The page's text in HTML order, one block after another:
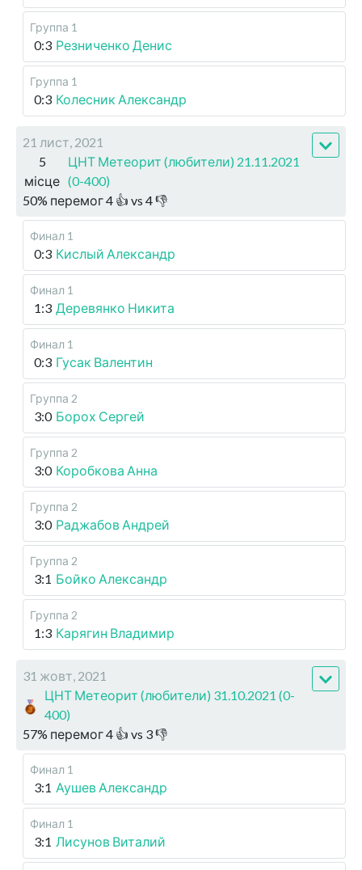
Группа 1
0:3 Резниченко Денис
Группа 1
0:3 Колесник Александр
21 лист, 2021
5
місце
ЦНТ Метеорит (любители) 21.11.2021
(0-400)
50% перемог4 👍 vs 4👎
Финал 1
0:3 Кислый Александр
Финал 1
1:3 Деревянко Никита
Финал 1
0:3 Гусак Валентин
Группа 2
3:0 Борох Сергей
Группа 2
3:0 Коробкова Анна
Группа 2
3:0 Раджабов Андрей
Группа 2
3:1 Бойко Александр
Группа 2
1:3 Карягин Владимир
31 жовт, 2021
ЦНТ Метеорит (любители) 31.10.2021 (0-
400)
57% перемог4 👍 vs 3👎
Финал 1
3:1 Аушев Александр
Финал 1
3:1 Лисунов Виталий